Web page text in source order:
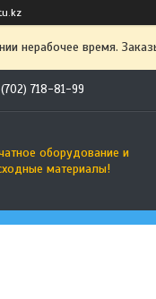
нерабочее время.
(702) 718-81-99
оборудование и
материалы!
3